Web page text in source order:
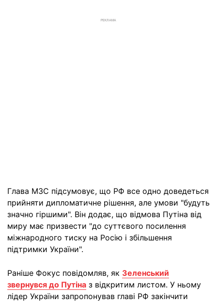
РЕКЛАМА
Глава МЗС підсумовує, що РФ все одно доведеться
прийняти дипломатичне рішення, але умови "будуть
значно гіршими". Він додає, що відмова Путіна від
миру має призвести "до суттєвого посилення
міжнародного тиску на Росію і збільшення
підтримки України".
Раніше Фокус повідомляв, як Зеленський
звернувся до Путіна з відкритим листом. У ньому
лідер України запропонував главі РФ закінчити